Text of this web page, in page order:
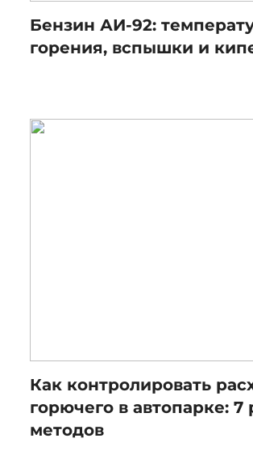
Бензин АИ-92:
горения, вспышки и
Как контролировать
горючего в автопарке: 7
методов